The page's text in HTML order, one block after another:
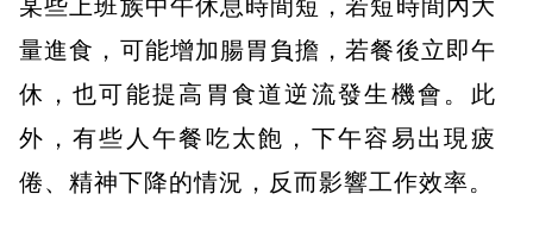
某些上班族中午休息時間短，若短時間內大
量進食，可能增加腸胃負擔，若餐後立即午
休，也可能提高胃食道逆流發生機會。此
外，有些人午餐吃太飽，下午容易出現疲
倦、精神下降的情況，反而影響工作效率。